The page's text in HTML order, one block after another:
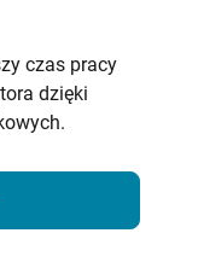
czas pracy
dzięki